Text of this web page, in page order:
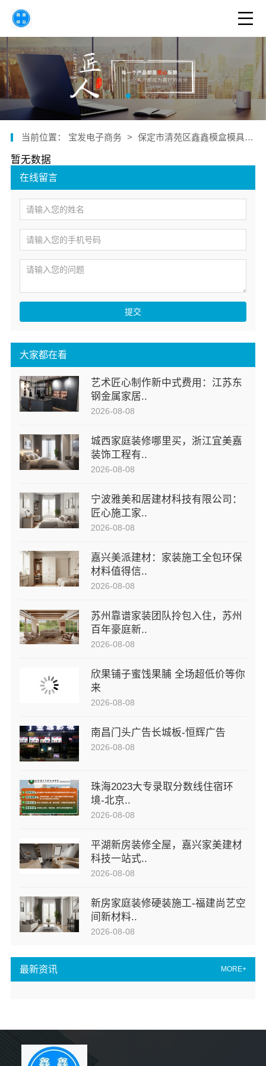
最新资讯 MORE+
大家都在看
艺术匠心制作新中式费用：江苏东
钢金属家居..
2026-08-08
城西家庭装修哪里买，浙江宜美嘉
装饰工程有..
2026-08-08
宁波雅美和居建材科技有限公司：
匠心施工家..
2026-08-08
嘉兴美派建材：家装施工全包环保
材料值得信..
2026-08-08
苏州靠谱家装团队拎包入住，苏州
百年豪庭新..
2026-08-08
欣果铺子蜜饯果脯 全场超低价等你
来
2026-08-08
南昌门头广告长城板-恒辉广告
2026-08-08
珠海2023大专录取分数线住宿环
境-北京..
2026-08-08
平湖新房装修全屋，嘉兴家美建材
科技一站式..
2026-08-08
新房家庭装修硬装施工-福建尚艺空
间新材料..
2026-08-08
在线留言
提交
当前位置： 宝发电子商务 > 保定市清苑区鑫鑫模盒模具加工厂
暂无数据